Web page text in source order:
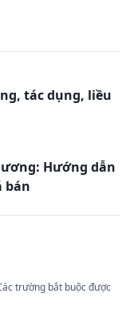
tác dụng, liều
Hướng dẫn
bán
trường bắt buộc được